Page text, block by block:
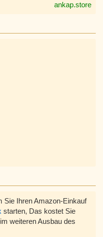
ankap.store
Sie Ihren Amazon-Einkauf
starten, Das kostet Sie
weiteren Ausbau des